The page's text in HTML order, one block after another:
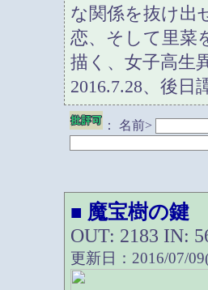
な関係を抜け出
恋、そして里菜
描く、女子高生
2016.7.28、後日
：名前>
■ 魔宝樹の鍵
OUT: 2183 IN:
更新日：2016/07/